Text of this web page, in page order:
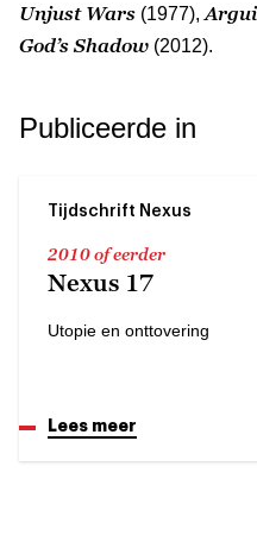
Unjust Wars (1977),
God’s Shadow (2012).
Publiceerde in
Tijdschrift Nexus
2010 of eerder
Nexus 17
Utopie en onttovering
Lees meer